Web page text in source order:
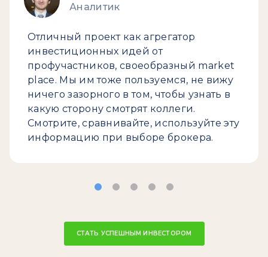
Аналитик
Отличный проект как агрегатор
инвестиционных идей от
профучастников, своеобразный market
place. Мы им тоже пользуемся, не вижу
ничего зазорного в том, чтобы узнать в
какую сторону смотрят коллеги.
Смотрите, сравнивайте, используйте эту
информацию при выборе брокера.
СТАТЬ УСПЕШНЫМ ИНВЕСТОРОМ